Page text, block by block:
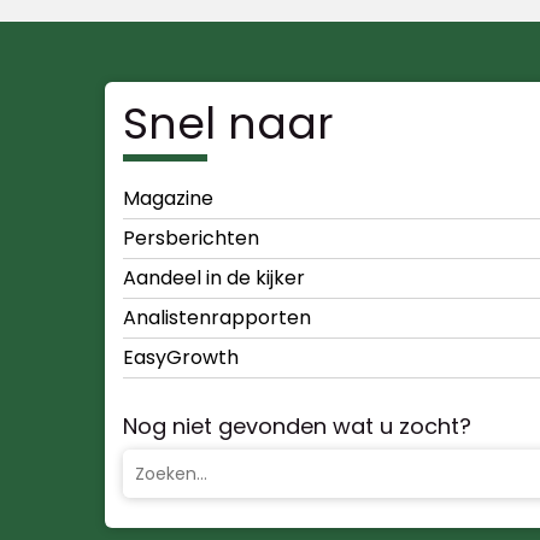
Snel naar
Magazine
Persberichten
Aandeel in de kijker
Analistenrapporten
EasyGrowth
Nog niet gevonden wat u zocht?